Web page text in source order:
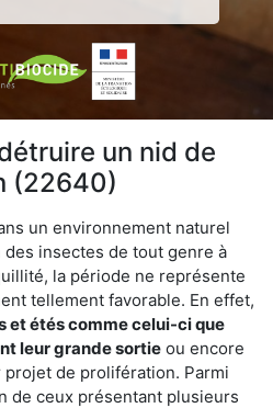
un nid de
(22640)
un environnement naturel
insectes de tout genre à
la période ne représente
tellement favorable. En effet,
et étés comme celui-ci que
leur grande sortie ou encore
projet de prolifération. Parmi
de ceux présentant plusieurs